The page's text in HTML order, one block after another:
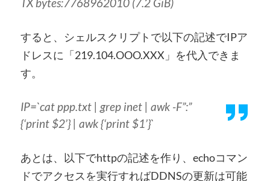
TX bytes:7768962010 (7.2 GiB)
すると、シェルスクリプトで以下の記述でIPア
ドレスに「219.104.OOO.XXX」を代入できま
す。
IP=`cat ppp.txt | grep inet | awk -F”:”
{‘print $2’} | awk {‘print $1’}`
あとは、以下でhttpの記述を作り、echoコマン
ドでアクセスを実行すればDDNSの更新は可能